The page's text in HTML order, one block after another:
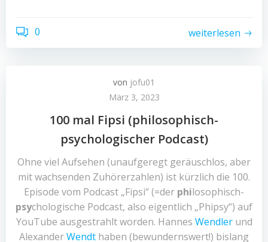
0 weiterlesen
von jofu01
März 3, 2023
100 mal Fipsi (philosophisch-
psychologischer Podcast)
Ohne viel Aufsehen (unaufgeregt geräuschlos, aber
mit wachsenden Zuhörerzahlen) ist kürzlich die 100.
Episode vom Podcast „Fipsi“ (=der philosophisch-
psychologische Podcast, also eigentlich „Phipsy“) auf
YouTube ausgestrahlt worden. Hannes Wendlerund
AlexanderWendt haben (bewundernswert!) bislang